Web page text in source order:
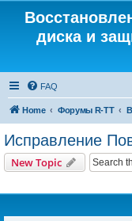
диска и
FAQ
Home Форумы R-TT
Исправление
New Topic